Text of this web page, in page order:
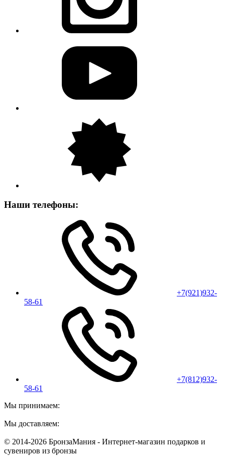
Наши телефоны:
+7(921)932-
58-61
+7(812)932-
58-61
Мы принимаем:
Мы доставляем:
© 2014-2026 БронзаМания - Интернет-магазин подарков и
сувениров из бронзы